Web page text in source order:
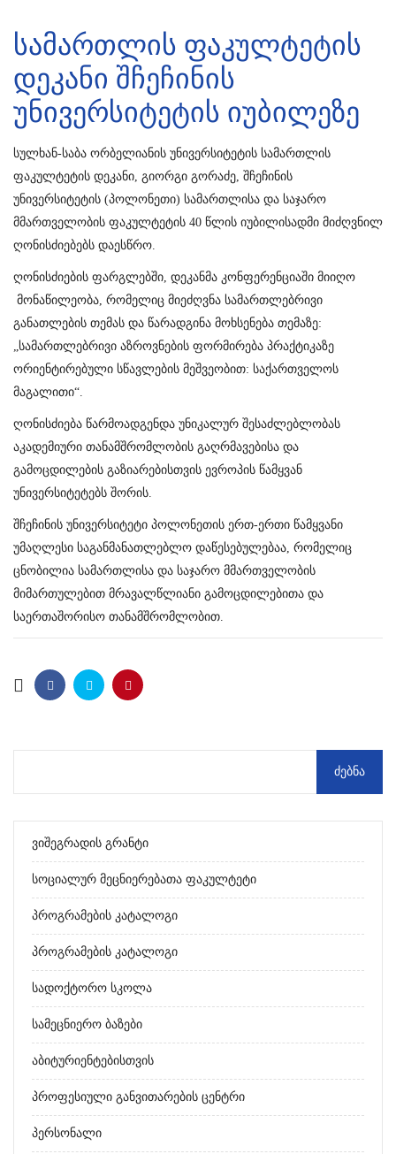
სამართლის ფაკულტეტის
დეკანი შჩეჩინის
უნივერსიტეტის იუბილეზე
სულხან-საბა ორბელიანის უნივერსიტეტის სამართლის
ფაკულტეტის დეკანი, გიორგი გორაძე, შჩეჩინის
უნივერსიტეტის (პოლონეთი) სამართლისა და საჯარო
მმართველობის ფაკულტეტის 40 წლის იუბილისადმი მიძღვნილ
ღონისძიებებს დაესწრო.
ღონისძიების ფარგლებში, დეკანმა კონფერენციაში მიიღო
მონაწილეობა, რომელიც მიეძღვნა სამართლებრივი
განათლების თემას და წარადგინა მოხსენება თემაზე:
„სამართლებრივი აზროვნების ფორმირება პრაქტიკაზე
ორიენტირებული სწავლების მეშვეობით: საქართველოს
მაგალითი“.
ღონისძიება წარმოადგენდა უნიკალურ შესაძლებლობას
აკადემიური თანამშრომლობის გაღრმავებისა და
გამოცდილების გაზიარებისთვის ევროპის წამყვან
უნივერსიტეტებს შორის.
შჩეჩინის უნივერსიტეტი პოლონეთის ერთ-ერთი წამყვანი
უმაღლესი საგანმანათლებლო დაწესებულებაა, რომელიც
ცნობილია სამართლისა და საჯარო მმართველობის
მიმართულებით მრავალწლიანი გამოცდილებითა და
საერთაშორისო თანამშრომლობით.
Ვიშეგრადის Გრანტი
Სოციალურ Მეცნიერებათა Ფაკულტეტი
Პროგრამების Კატალოგი
Პროგრამების Კატალოგი
Სადოქტორო Სკოლა
Სამეცნიერო Ბაზები
Აბიტურიენტებისთვის
Პროფესიული Განვითარების Ცენტრი
Პერსონალი